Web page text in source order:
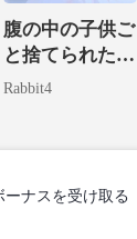
腹の中の子供ご
と捨てられたの
で、世界最強の
Rabbit4
ーナスを受け取る